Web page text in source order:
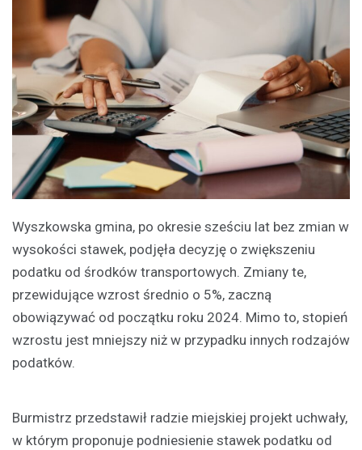
Wyszkowska gmina, po okresie sześciu lat bez zmian w
wysokości stawek, podjęła decyzję o zwiększeniu
podatku od środków transportowych. Zmiany te,
przewidujące wzrost średnio o 5%, zaczną
obowiązywać od początku roku 2024. Mimo to, stopień
wzrostu jest mniejszy niż w przypadku innych rodzajów
podatków.
Burmistrz przedstawił radzie miejskiej projekt uchwały,
w którym proponuje podniesienie stawek podatku od